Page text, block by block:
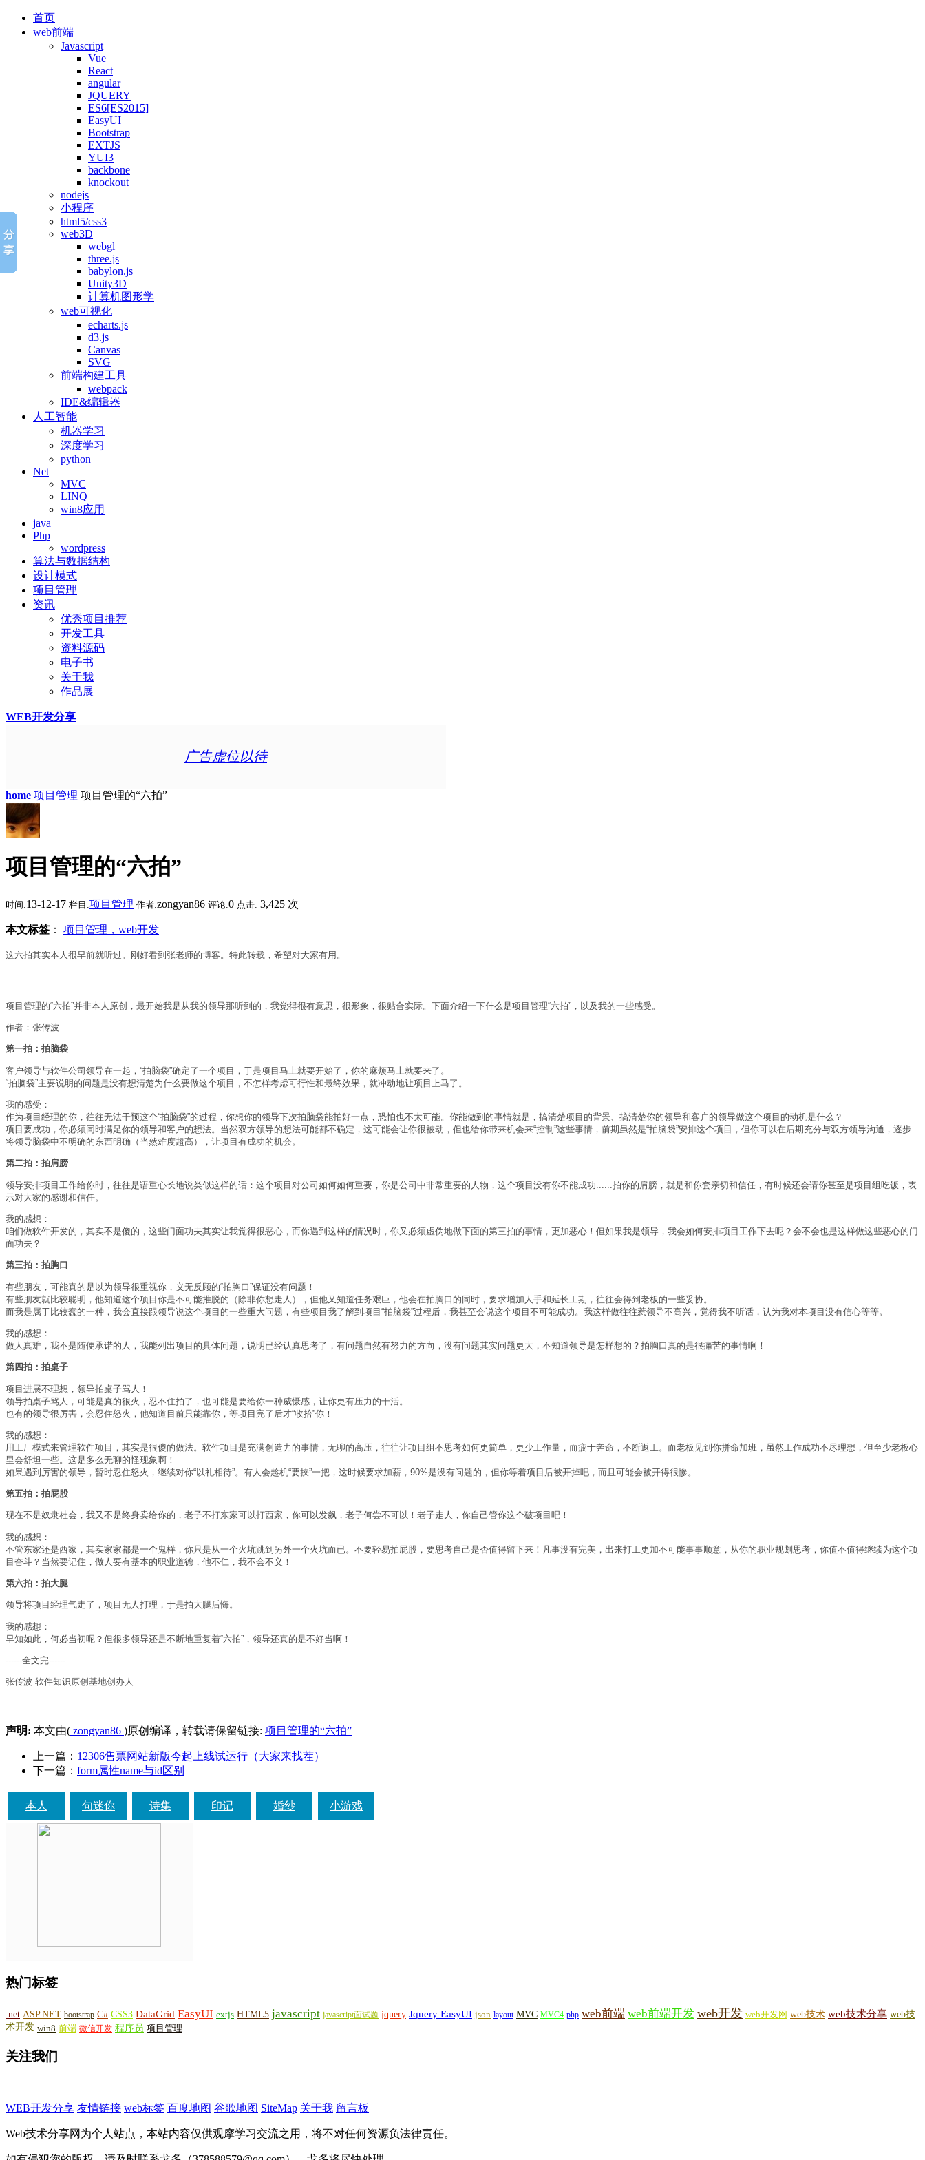
首页
web前端
Javascript
Vue
React
angular
JQUERY
ES6[ES2015]
EasyUI
Bootstrap
EXTJS
YUI3
backbone
knockout
nodejs
小程序
html5/css3
web3D
webgl
three.js
babylon.js
Unity3D
计算机图形学
web可视化
echarts.js
d3.js
Canvas
SVG
前端构建工具
webpack
IDE&编辑器
人工智能
机器学习
深度学习
python
Net
MVC
LINQ
win8应用
java
Php
wordpress
算法与数据结构
设计模式
项目管理
资讯
优秀项目推荐
开发工具
资料源码
电子书
关于我
作品展
WEB开发分享
广告虚位以待
home 项目管理 项目管理的“六拍”
项目管理的“六拍”
时间:13-12-17 栏目:项目管理 作者:zongyan86 评论:0 点击: 3,425 次
本文标签 ： 项目管理，web开发
这六拍其实本人很早前就听过。刚好看到张老师的博客。特此转载，希望对大家有用。
项目管理的“六拍”并非本人原创，最开始我是从我的领导那听到的，我觉得很有意思，很形象，很贴合实际。下面介绍一下什么是项目管理“六拍”，以及我的一些感受。
作者：张传波
第一拍：拍脑袋
客户领导与软件公司领导在一起，“拍脑袋”确定了一个项目，于是项目马上就要开始了，你的麻烦马上就要来了。
“拍脑袋”主要说明的问题是没有想清楚为什么要做这个项目，不怎样考虑可行性和最终效果，就冲动地让项目上马了。
我的感受：
作为项目经理的你，往往无法干预这个“拍脑袋”的过程，你想你的领导下次拍脑袋能拍好一点，恐怕也不太可能。你能做到的事情就是，搞清楚项目的背景、搞清楚你的领导和客户的领导做这个项目的动机是什么？
项目要成功，你必须同时满足你的领导和客户的想法。当然双方领导的想法可能都不确定，这可能会让你很被动，但也给你带来机会来“控制”这些事情，前期虽然是“拍脑袋”安排这个项目，但你可以在后期充分与双方领导沟通，逐步
将领导脑袋中不明确的东西明确（当然难度超高），让项目有成功的机会。
第二拍：拍肩膀
领导安排项目工作给你时，往往是语重心长地说类似这样的话：这个项目对公司如何如何重要，你是公司中非常重要的人物，这个项目没有你不能成功......拍你的肩膀，就是和你套亲切和信任，有时候还会请你甚至是项目组吃饭，表
示对大家的感谢和信任。
我的感想：
咱们做软件开发的，其实不是傻的，这些门面功夫其实让我觉得很恶心，而你遇到这样的情况时，你又必须虚伪地做下面的第三拍的事情，更加恶心！但如果我是领导，我会如何安排项目工作下去呢？会不会也是这样做这些恶心的门
面功夫？
第三拍：拍胸口
有些朋友，可能真的是以为领导很重视你，义无反顾的“拍胸口”保证没有问题！
有些朋友就比较聪明，他知道这个项目你是不可能推脱的（除非你想走人），但他又知道任务艰巨，他会在拍胸口的同时，要求增加人手和延长工期，往往会得到老板的一些妥协。
而我是属于比较蠢的一种，我会直接跟领导说这个项目的一些重大问题，有些项目我了解到项目“拍脑袋”过程后，我甚至会说这个项目不可能成功。我这样做往往惹领导不高兴，觉得我不听话，认为我对本项目没有信心等等。
我的感想：
做人真难，我不是随便承诺的人，我能列出项目的具体问题，说明已经认真思考了，有问题自然有努力的方向，没有问题其实问题更大，不知道领导是怎样想的？拍胸口真的是很痛苦的事情啊！
第四拍：拍桌子
项目进展不理想，领导拍桌子骂人！
领导拍桌子骂人，可能是真的很火，忍不住拍了，也可能是要给你一种威慑感，让你更有压力的干活。
也有的领导很厉害，会忍住怒火，他知道目前只能靠你，等项目完了后才“收拾”你！
我的感想：
用工厂模式来管理软件项目，其实是很傻的做法。软件项目是充满创造力的事情，无聊的高压，往往让项目组不思考如何更简单，更少工作量，而疲于奔命，不断返工。而老板见到你拼命加班，虽然工作成功不尽理想，但至少老板心
里会舒坦一些。这是多么无聊的怪现象啊！
如果遇到厉害的领导，暂时忍住怒火，继续对你“以礼相待”。有人会趁机“要挟”一把，这时候要求加薪，90%是没有问题的，但你等着项目后被开掉吧，而且可能会被开得很惨。
第五拍：拍屁股
现在不是奴隶社会，我又不是终身卖给你的，老子不打东家可以打西家，你可以发飙，老子何尝不可以！老子走人，你自己管你这个破项目吧！
我的感想：
不管东家还是西家，其实家家都是一个鬼样，你只是从一个火坑跳到另外一个火坑而已。不要轻易拍屁股，要思考自己是否值得留下来！凡事没有完美，出来打工更加不可能事事顺意，从你的职业规划思考，你值不值得继续为这个项
目奋斗？当然要记住，做人要有基本的职业道德，他不仁，我不会不义！
第六拍：拍大腿
领导将项目经理气走了，项目无人打理，于是拍大腿后悔。
我的感想：
早知如此，何必当初呢？但很多领导还是不断地重复着“六拍”，领导还真的是不好当啊！
------全文完------
张传波 软件知识原创基地创办人
声明: 本文由( zongyan86 )原创编译，转载请保留链接: 项目管理的“六拍”
上一篇： 12306售票网站新版今起上线试运行（大家来找茬）
下一篇： form属性name与id区别
本人 句迷你 诗集 印记 婚纱 小游戏
热门标签
.net ASP.NET bootstrap C# CSS3 DataGrid EasyUI extjs HTML5 javascript javascript面试题 jquery Jquery EasyUI json layout MVC MVC4 php web前端 web前端开发 web开发 web开发网 web技术 web技术分享 web技
术开发 win8 前端 微信开发 程序员 项目管理
关注我们
WEB开发分享 友情链接 web标签 百度地图 谷歌地图 SiteMap 关于我 留言板
Web技术分享网为个人站点，本站内容仅供观摩学习交流之用，将不对任何资源负法律责任。